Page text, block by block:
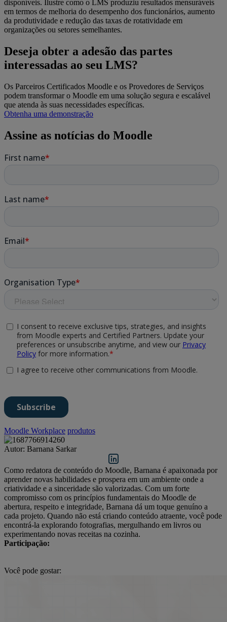
disponíveis. Ilustre como o LMS produziu resultados mensuráveis
em termos de melhoria do desempenho dos funcionários, aumento
da produtividade e redução das taxas de rotatividade em
organizações ou setores semelhantes.
Deseja obter a adesão das partes
interessadas ao seu LMS?
Os Parceiros Certificados Moodle e os Provedores de Serviços
podem transformar o Moodle em uma solução segura e escalável
que atenda às suas necessidades específicas.
Obtenha uma demonstração
Assine as notícias do Moodle
Moodle Workplace produtos
Autor: Barnana Sarkar
Como redatora de conteúdo do Moodle, Barnana é apaixonada por
aprender novas habilidades e prospera em um ambiente onde a
criatividade e a sinceridade são valorizadas. Com um forte
compromisso com os princípios fundamentais do Moodle de
abertura, respeito e integridade, Barnana dá um toque genuíno a
cada projeto. Quando não está criando conteúdo atraente, você pode
encontrá-la explorando fotografias, mergulhando em livros ou
experimentando novas receitas na cozinha.
Participação:
Você pode gostar: